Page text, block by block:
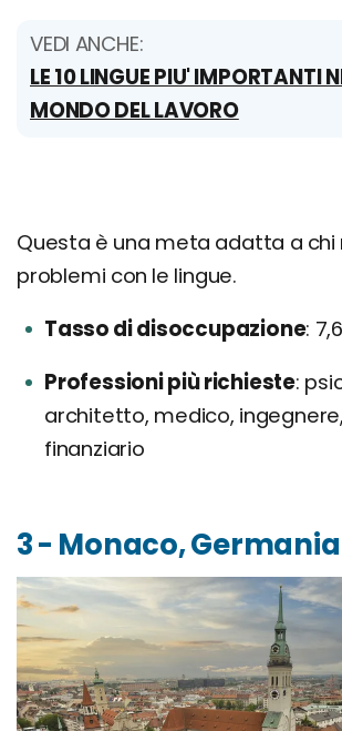
VEDI ANCHE:
LE 10 LINGUE PIU' IMPORTANTI
MONDO DEL LAVORO
Questa è una meta adatta a chi
problemi con le lingue.
Tasso di disoccupazione
Professioni più richieste
architetto, medico,
finanziario
3 - Monaco, Germania